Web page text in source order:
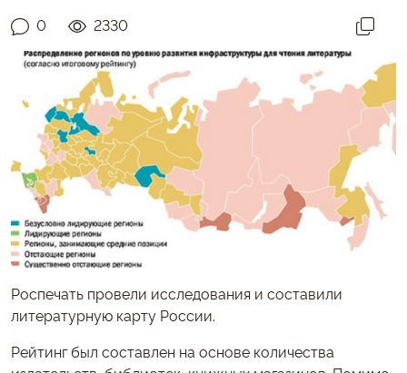
0 2330
Роспечать провели исследования и составили
литературную карту России.
Рейтинг был составлен на основе количества